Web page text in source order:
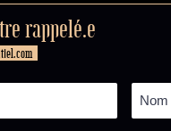
rappelé.e